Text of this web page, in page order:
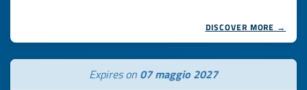
DISCOVER MORE →
Expires on 07 maggio 2027